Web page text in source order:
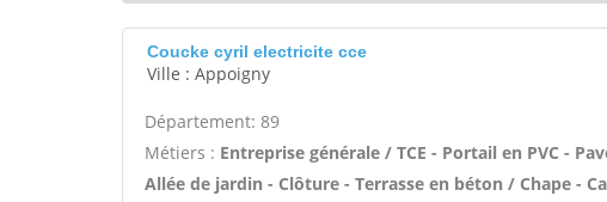
Coucke cyril electricite cce
Ville : Appoigny
Département: 89
Métiers : Entreprise générale / TCE - Portail en PVC -
Allée de jardin - Clôture - Terrasse en béton / Chape -